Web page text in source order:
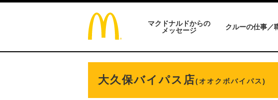
マクドナルドからの
メッセージ
クルーの仕事／
大久保バイパス店(オオクボバイパス)